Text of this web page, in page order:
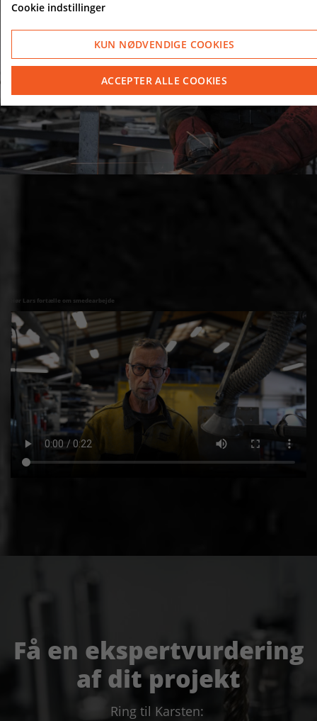
Hør Lars fortælle om smedearbejde
Få en ekspertvurdering
af dit projekt
Ring til Karsten:
Cookie indstillinger
KUN NØDVENDIGE COOKIES
ACCEPTER ALLE COOKIES